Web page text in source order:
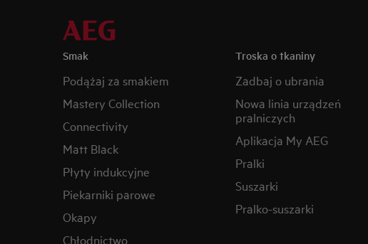
Smak
Podążaj za smakiem
Mastery Collection
Connectivity
Matt Black
Płyty indukcyjne
Piekarniki parowe
Okapy
Chłodnictwo
Troska o tkaniny
Zadbaj o ubrania
Nowa linia urządzeń
pralniczych
Aplikacja My AEG
Pralki
Suszarki
Pralko-suszarki